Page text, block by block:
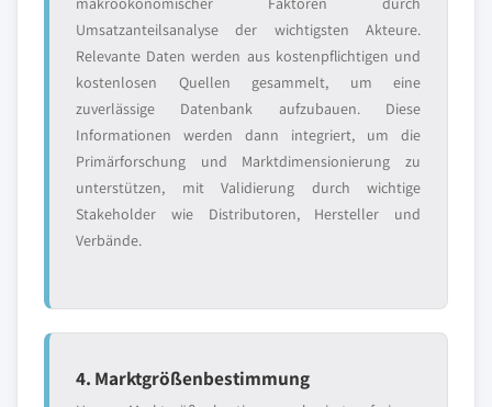
Umsatzanteilsanalyse der wichtigsten Akteure.
Relevante Daten werden aus kostenpflichtigen und
kostenlosen Quellen gesammelt, um eine
zuverlässige Datenbank aufzubauen. Diese
Informationen werden dann integriert, um die
Primärforschung und Marktdimensionierung zu
unterstützen, mit Validierung durch wichtige
Stakeholder wie Distributoren, Hersteller und
Verbände.
4. Marktgrößenbestimmung